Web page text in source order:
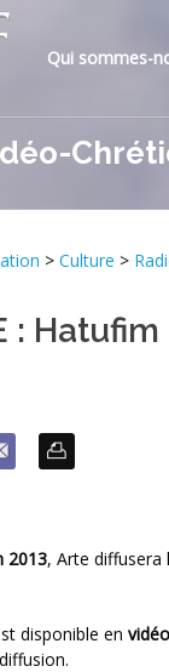
Qui sommes-
> Culture >
:
2013, Arte diffusera
disponible en